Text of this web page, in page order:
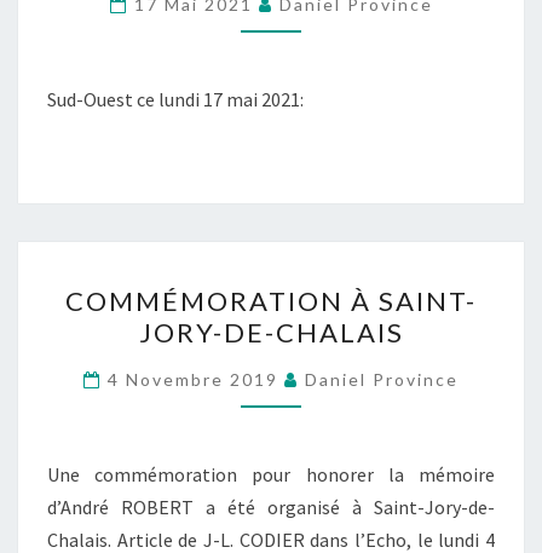
DÉPORTÉS
17 Mai 2021 Daniel Province
Sud-Ouest ce lundi 17 mai 2021:
À
SAINT-
JORY-
DE-
COMMÉMORATION À SAINT-
JORY-DE-CHALAIS
4 Novembre 2019 Daniel Province
Une commémoration pour honorer la mémoire
d’André ROBERT a été organisé à Saint-Jory-de-
Chalais. Article de J-L. CODIER dans l’Echo, le lundi 4